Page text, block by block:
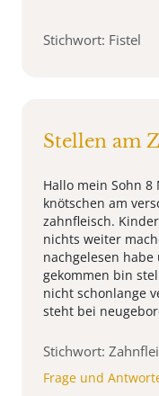
Stichwort: Fistel
Stellen am
Hallo mein Sohn
knötschen am
zahnfleisch.
nichts weiter
nachgelesen
gekommen bin
nicht schonlange
steht bei
Stichwort:
Frage und